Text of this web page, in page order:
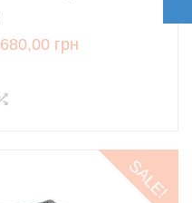
680,00 грн
SALE!